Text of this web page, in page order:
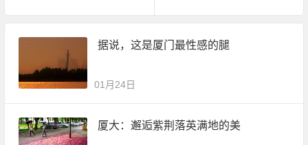
据说，这是厦门最性感的腿
01月24日
厦大：邂逅紫荆落英满地的美